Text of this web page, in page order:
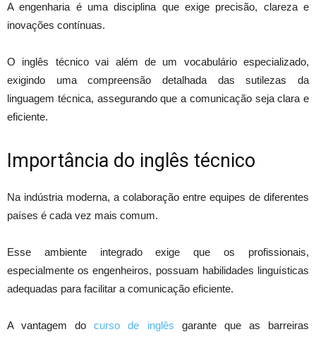
A engenharia é uma disciplina que exige precisão, clareza e
inovações contínuas.
O inglês técnico vai além de um vocabulário especializado,
exigindo uma compreensão detalhada das sutilezas da
linguagem técnica, assegurando que a comunicação seja clara e
eficiente.
Importância do inglês técnico
Na indústria moderna, a colaboração entre equipes de diferentes
países é cada vez mais comum.
Esse ambiente integrado exige que os profissionais,
especialmente os engenheiros, possuam habilidades linguísticas
adequadas para facilitar a comunicação eficiente.
A vantagem docurso de inglês garante que as barreiras